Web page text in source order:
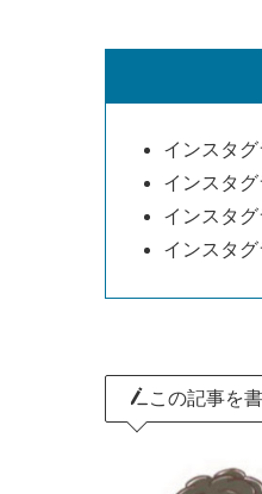
インスタ
インスタ
インスタ
インスタ
この記事を